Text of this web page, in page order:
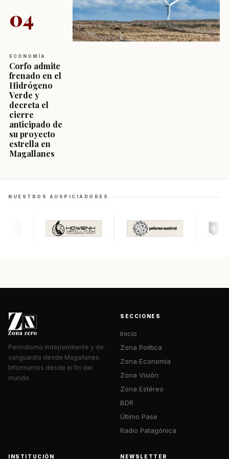
04
ECONOMÍA
Corfo admite
frenado en el
Hidrógeno
Verde y
decreta el
cierre
anticipado de
su proyecto
estrella en
Magallanes
NUESTROS AUSPICIADORES
Periodismo independiente y de
vanguardia desde Magallanes.
Informamos desde el fin del
mundo.
SECCIONES
Inicio
Zona Política
Zona Economía
Zona Visión
Zona Estéreo
BDR
Último Pase
Radio Patagónica
INSTITUCIÓN NEWSLETTER